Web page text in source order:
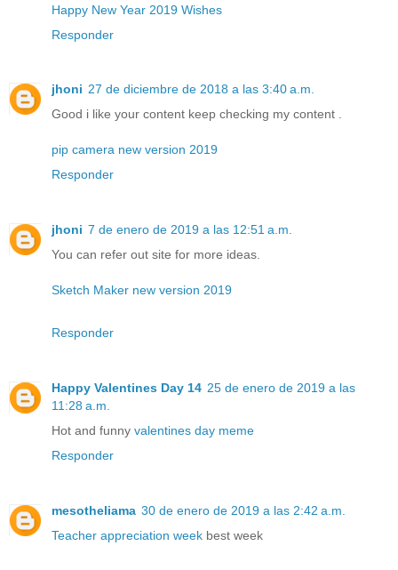
Happy New Year 2019 Wishes
Responder
jhoni 27 de diciembre de 2018 a las 3:40 a.m.
Good i like your content keep checking my content .
pip camera new version 2019
Responder
jhoni 7 de enero de 2019 a las 12:51 a.m.
You can refer out site for more ideas.
Sketch Maker new version 2019
Responder
Happy Valentines Day 14 25 de enero de 2019 a las
11:28 a.m.
Hot and funny valentines day meme
Responder
mesotheliama 30 de enero de 2019 a las 2:42 a.m.
Teacher appreciation week best week